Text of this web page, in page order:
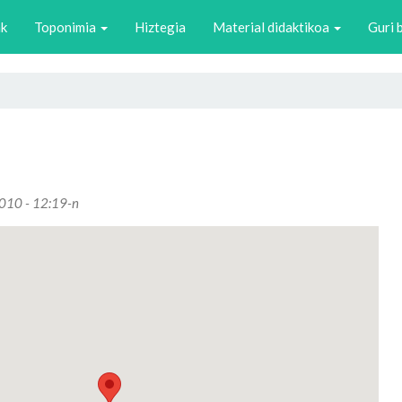
Toponimia Hiztegia Material didaktikoa Guri
- 12:19-n